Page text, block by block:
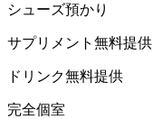
シューズ預かり
サプリメント無料提供
ドリンク無料提供
完全個室